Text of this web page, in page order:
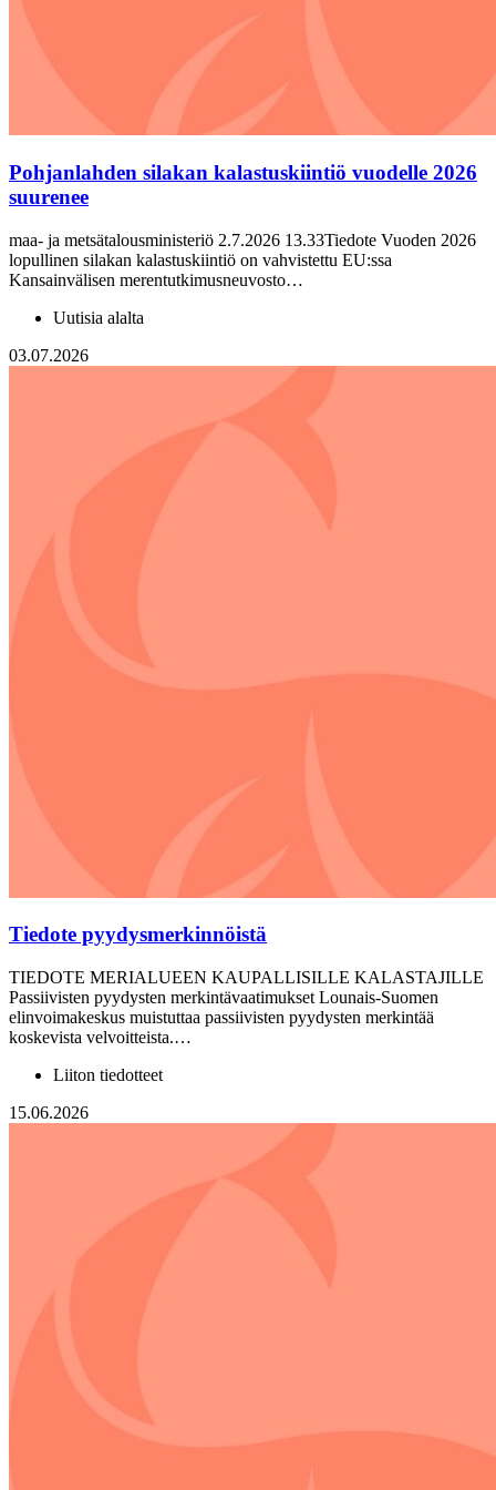
Pohjanlahden silakan kalastuskiintiö vuodelle 2026
suurenee
maa- ja metsätalousministeriö 2.7.2026 13.33Tiedote Vuoden 2026
lopullinen silakan kalastuskiintiö on vahvistettu EU:ssa
Kansainvälisen merentutkimusneuvosto…
Uutisia alalta
03.07.2026
Tiedote pyydysmerkinnöistä
TIEDOTE MERIALUEEN KAUPALLISILLE KALASTAJILLE
Passiivisten pyydysten merkintävaatimukset Lounais-Suomen
elinvoimakeskus muistuttaa passiivisten pyydysten merkintää
koskevista velvoitteista.…
Liiton tiedotteet
15.06.2026